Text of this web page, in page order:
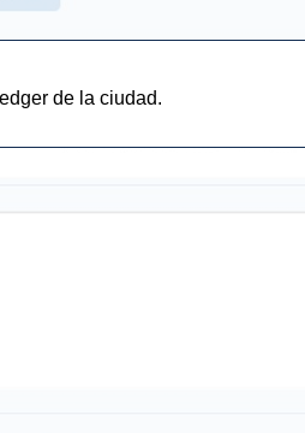
de la ciudad.